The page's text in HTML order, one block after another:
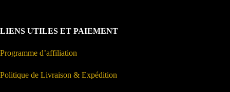
LIENS UTILES ET PAIEMENT
Programme d’affiliation
Politique de Livraison & Expédition